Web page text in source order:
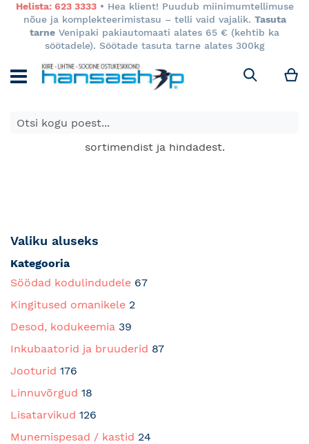
Helista: 623 3333• Hea klient! Puudub miinimumtellimuse
nõue ja komplekteerimistasu – telli vaid vajalik. Tasuta
tarne Venipaki pakiautomaati alates 65 € (kehtib ka
söötadele). Söötade tasuta tarne alates 300kg
Otsi
E-poes kuvatavad toodete hinnad kehtivad ainult e-
poes ja võivad erineda Keila ja Tartu poodide
sortimendist ja hindadest.
Valiku aluseks
Kategooria
Söödad kodulindudele 67
Kingitused omanikele 2
Desod, kodukeemia 39
Inkubaatorid ja bruuderid 87
Jooturid 176
Linnuvõrgud 18
Lisatarvikud 126
Munemispesad / kastid 24